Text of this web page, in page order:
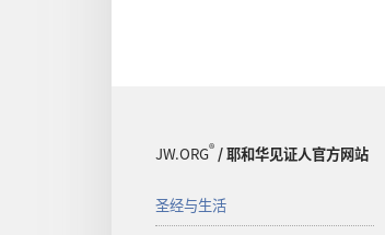
JW.ORG® / 耶和华见证人官方网站
圣经与生活